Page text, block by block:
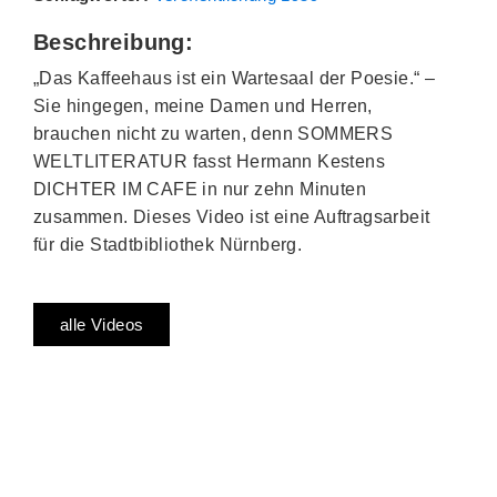
Beschreibung:
„Das Kaffeehaus ist ein Wartesaal der Poesie.“ –
Sie hingegen, meine Damen und Herren,
brauchen nicht zu warten, denn SOMMERS
WELTLITERATUR fasst Hermann Kestens
DICHTER IM CAFE in nur zehn Minuten
zusammen. Dieses Video ist eine Auftragsarbeit
für die Stadtbibliothek Nürnberg.
alle Videos